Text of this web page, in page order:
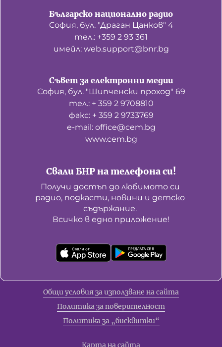
Българско национално радио
София, бул. "Драган Цанков" 4
тел.: +359 2 93 361
имейл: web.support@bnr.bg
Свали БНР на телефона си!
Получи достъп до любимото си
радио, подкасти, новини и детско
съдържание.
Всичко в едно приложение!
Съвет за електронни медии
София, бул. "Шипченски проход" 69
тел.: + 359 2 9708810
факс: + 359 2 9733769
е-mail: office@cem.bg
www.cem.bg
Общи условия за използване на сайта
Политика за поверителност
Политика за „бисквитки“
Карта на сайта